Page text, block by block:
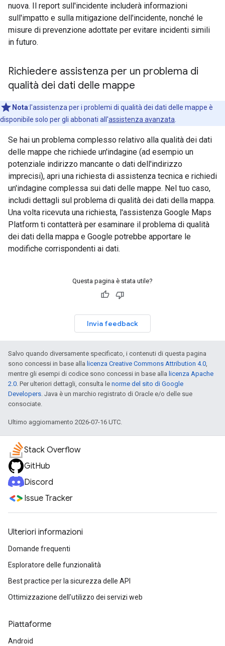
nuova. Il report sull'incidente includerà informazioni
sull'impatto e sulla mitigazione dell'incidente, nonché le
misure di prevenzione adottate per evitare incidenti simili
in futuro.
Richiedere assistenza per un problema di
qualità dei dati delle mappe
Nota:l'assistenza per i problemi di qualità dei dati delle mappe è
disponibile solo per gli abbonati all'assistenza avanzata
Se hai un problema complesso relativo alla qualità dei dati
delle mappe che richiede un'indagine (ad esempio un
potenziale indirizzo mancante o dati dell'indirizzo
imprecisi), apri una richiesta di assistenza tecnica e richiedi
un'indagine complessa sui dati delle mappe. Nel tuo caso,
includi dettagli sul problema di qualità dei dati della mappa.
Una volta ricevuta una richiesta, l'assistenza Google Maps
Platform ti contatterà per esaminare il problema di qualità
dei dati della mappa e Google potrebbe apportare le
modifiche corrispondenti ai dati.
Questa pagina è stata utile?
Invia feedback
Salvo quando diversamente specificato, i contenuti di questa pagina
sono concessi in base alla licenza Creative Commons Attribution 4.0
mentre gli esempi di codice sono concessi in base alla licenza Apache
2.0 . Per ulteriori dettagli, consulta le norme del sito di Google
Developers . Java è un marchio registrato di Oracle e/o delle sue
consociate.
Ultimo aggiornamento 2026-07-16 UTC.
Stack Overflow
GitHub
Discord
Issue Tracker
Ulteriori informazioni
Domande frequenti
Esploratore delle funzionalità
Best practice per la sicurezza delle API
Ottimizzazione dell'utilizzo dei servizi web
Piattaforme
Android